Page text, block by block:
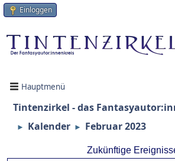
Einloggen
Hauptmenü
Tintenzirkel - das
► Kalender ► Februar 2023
Zukünftige